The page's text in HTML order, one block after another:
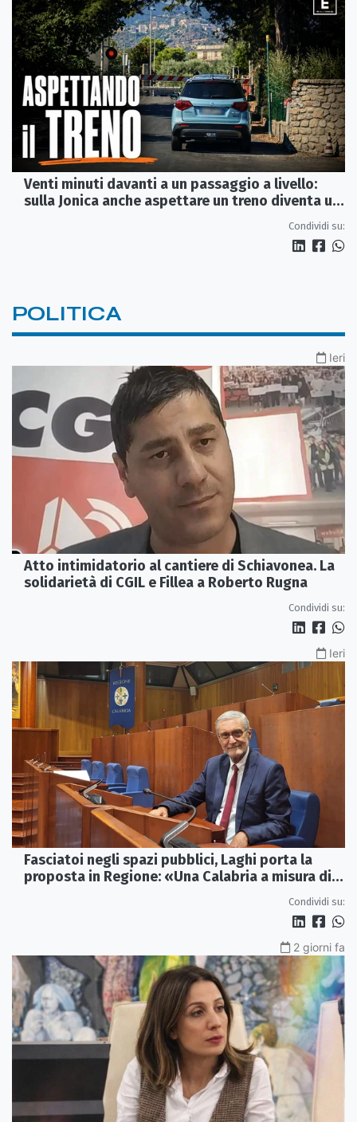
Venti minuti davanti a un passaggio a livello:
sulla Jonica anche aspettare un treno diventa un
Condividi su:
POLITICA
Ieri
Atto intimidatorio al cantiere di Schiavonea. La
solidarietà di CGIL e Fillea a Roberto Rugna
Condividi su:
Ieri
Fasciatoi negli spazi pubblici, Laghi porta la
proposta in Regione: «Una Calabria a misura di
Condividi su:
2 giorni fa